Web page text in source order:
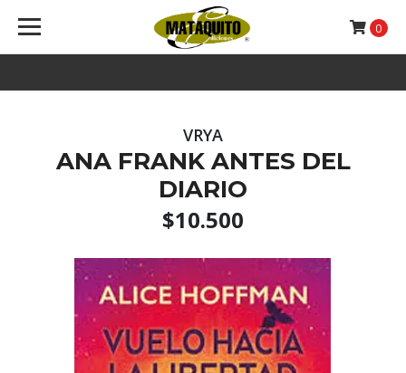
0
VRYA
ANA FRANK ANTES DEL
DIARIO
$10.500